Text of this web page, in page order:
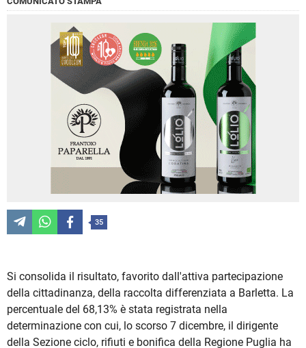
35
Si consolida il risultato, favorito dall'attiva partecipazione
della cittadinanza, della raccolta differenziata a Barletta. La
percentuale del 68,13% è stata registrata nella
determinazione con cui, lo scorso 7 dicembre, il dirigente
della Sezione ciclo, rifiuti e bonifica della Regione Puglia ha